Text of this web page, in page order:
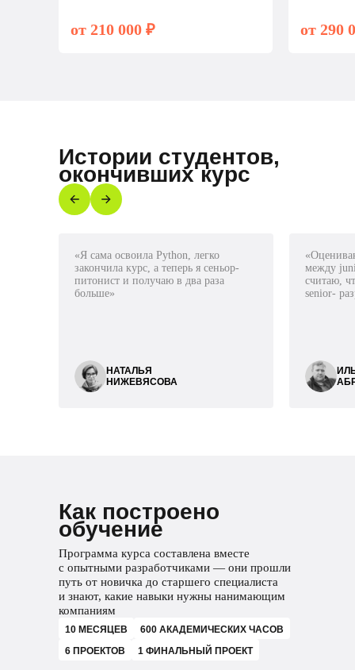
от 210 000 ₽ от 290
Истории студентов,
окончивших курс
«Я сама освоила Python, легко
закончила курс, а теперь я сеньор-
питонист и получаю в два раза
больше»
НАТАЛЬЯ
НИЖЕВЯСОВА
между
считаю,
senior-
Как построено
обучение
Программа курса составлена вместе
с опытными разработчиками — они прошли
путь от новичка до старшего специалиста
и знают, какие навыки нужны нанимающим
компаниям
10 МЕСЯЦЕВ
600 АКАДЕМИЧЕСКИХ ЧАСОВ
6 ПРОЕКТОВ
1 ФИНАЛЬНЫЙ ПРОЕКТ